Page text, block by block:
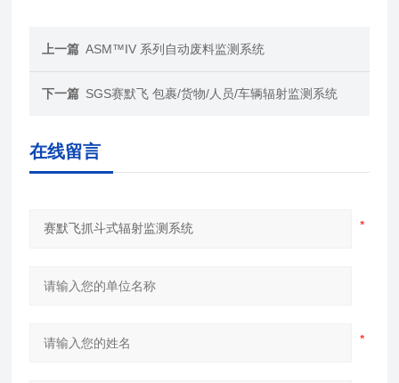
上一篇 ASM™IV 系列自动废料监测系统
下一篇 SGS赛默飞 包裹/货物/人员/车辆辐射监测系统
在线留言